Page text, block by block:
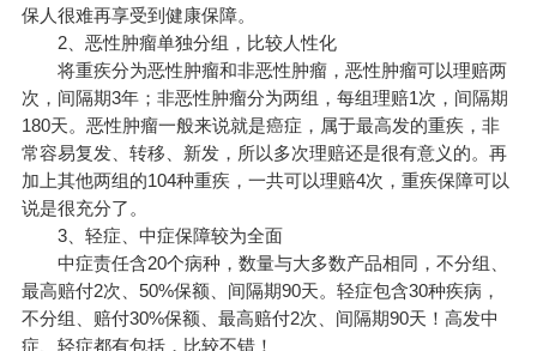
保人很难再享受到健康保障。
2、恶性肿瘤单独分组，比较人性化
将重疾分为恶性肿瘤和非恶性肿瘤，恶性肿瘤可以理赔两
次，间隔期3年；非恶性肿瘤分为两组，每组理赔1次，间隔期
180天。恶性肿瘤一般来说就是癌症，属于最高发的重疾，非
常容易复发、转移、新发，所以多次理赔还是很有意义的。再
加上其他两组的104种重疾，一共可以理赔4次，重疾保障可以
说是很充分了。
3、轻症、中症保障较为全面
中症责任含20个病种，数量与大多数产品相同，不分组、
最高赔付2次、50%保额、间隔期90天。轻症包含30种疾病，
不分组、赔付30%保额、最高赔付2次、间隔期90天！高发中
症、轻症都有包括，比较不错！